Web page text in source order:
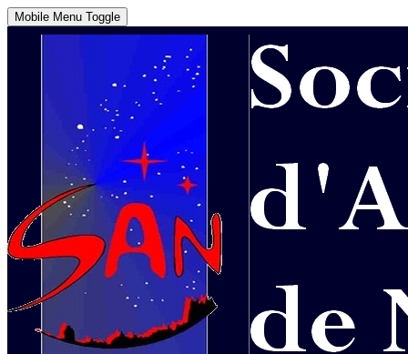
Mobile Menu Toggle